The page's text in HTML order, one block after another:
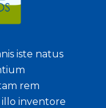
iste natus
rem
illo inventore